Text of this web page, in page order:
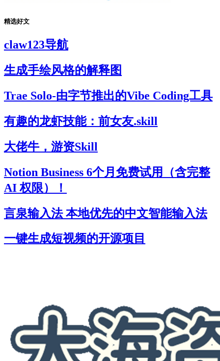
精选好文
claw123导航
生成手绘风格的解释图
Trae Solo-由字节推出的Vibe Coding工具
有趣的龙虾技能：前女友.skill
大佬牛，游资Skill
Notion Business 6个月免费试用（含完整
AI 权限）！
言泉输入法 本地优先的中文智能输入法
一键生成短视频的开源项目